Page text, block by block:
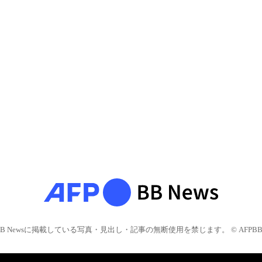
Newsに掲載している写真・見出し・記事の無断使用を禁じます。 © AFPBB